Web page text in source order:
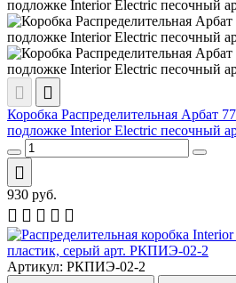
Коробка Распределительная Арбат
подложке Interior Electric песочный
930 руб.
Артикул: РКПИЭ-02-2